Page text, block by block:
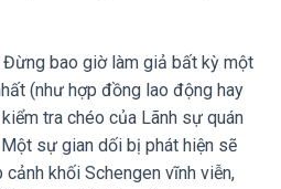
Đừng bao giờ làm giả bất kỳ một
(như hợp đồng lao động hay
tra chéo của Lãnh sự quán
sự gian dối bị phát hiện sẽ
khối Schengen vĩnh viễn,